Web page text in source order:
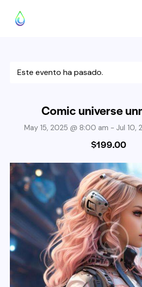
Este evento ha pasado.
Comic universe
May 15, 2025 @ 8:00 am - Jul 10,
$199.00